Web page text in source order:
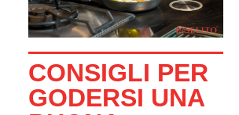
CONSIGLI PER
GODERSI UNA